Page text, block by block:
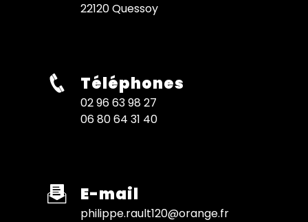
22120 Quessoy
Téléphones
02 96 63 98 27
06 80 64 31 40
E-mail
philippe.rault120@orange.fr